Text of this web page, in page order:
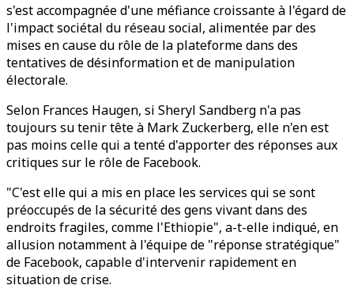
s'est accompagnée d'une méfiance croissante à l'égard de
l'impact sociétal du réseau social, alimentée par des
mises en cause du rôle de la plateforme dans des
tentatives de désinformation et de manipulation
électorale.
Selon Frances Haugen, si Sheryl Sandberg n'a pas
toujours su tenir tête à Mark Zuckerberg, elle n'en est
pas moins celle qui a tenté d'apporter des réponses aux
critiques sur le rôle de Facebook.
"C'est elle qui a mis en place les services qui se sont
préoccupés de la sécurité des gens vivant dans des
endroits fragiles, comme l'Ethiopie", a-t-elle indiqué, en
allusion notamment à l'équipe de "réponse stratégique"
de Facebook, capable d'intervenir rapidement en
situation de crise.